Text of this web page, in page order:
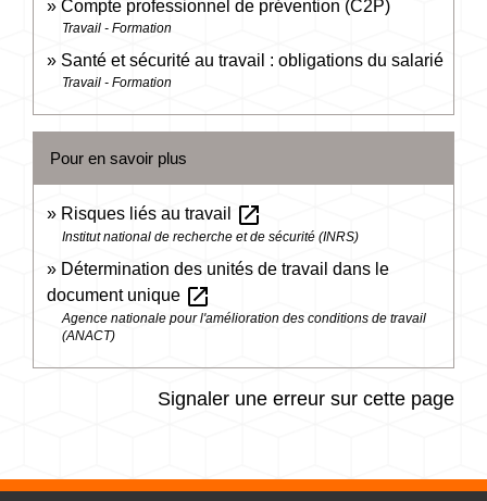
Compte professionnel de prévention (C2P)
Travail - Formation
Santé et sécurité au travail : obligations du salarié
Travail - Formation
Pour en savoir plus
Risques liés au travail open_in_new
Institut national de recherche et de sécurité (INRS)
Détermination des unités de travail dans le
document unique open_in_new
Agence nationale pour l'amélioration des conditions de travail
(ANACT)
Signaler une erreur sur cette page